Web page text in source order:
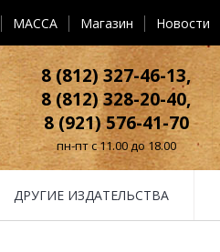
MACCA Магазин Новости
8 (812) 327-46-13,
8 (812) 328-20-40,
8 (921) 576-41-70
пн-пт с 11.00 до 18.00
ДРУГИЕ ИЗДАТЕЛЬСТВА